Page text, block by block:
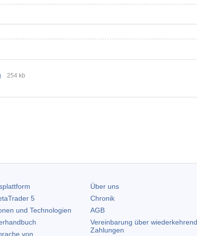
254 kb
5
und Technologien
von
Über uns
Chronik
AGB
Vereinbarung über
Zahlungen